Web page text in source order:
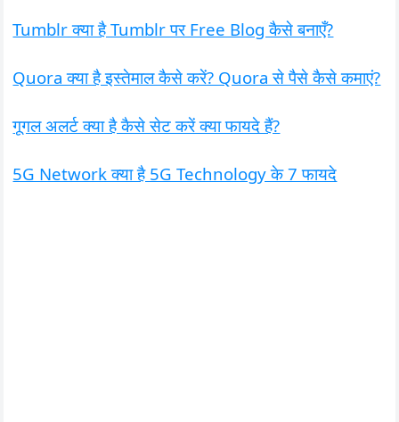
Tumblr क्या है Tumblr पर Free Blog कैसे बनाएँ?
Quora क्या है इस्तेमाल कैसे करें? Quora से पैसे कैसे कमाएं?
गूगल अलर्ट क्या है कैसे सेट करें क्या फायदे हैं?
5G Network क्या है 5G Technology के 7 फायदे